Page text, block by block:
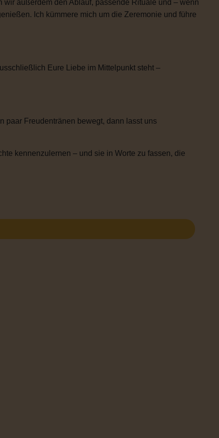
außerdem den Ablauf, passende Rituale und – wenn
Ich kümmere mich um die Zeremonie und führe
Eure Liebe im Mittelpunkt steht –
paar Freudentränen bewegt, dann lasst uns
kennenzulernen – und sie in Worte zu fassen, die